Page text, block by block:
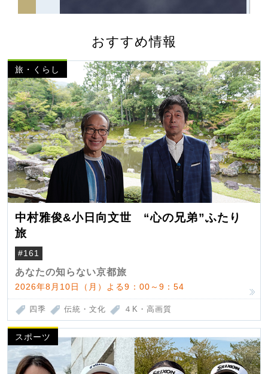
おすすめ情報
旅・くらし
中村雅俊&小日向文世 “心の兄弟”ふたり
旅
#161
あなたの知らない京都旅
2026年8月10日（月）よる9：00～9：54
四季 伝統・文化 ４K・高画質
スポーツ